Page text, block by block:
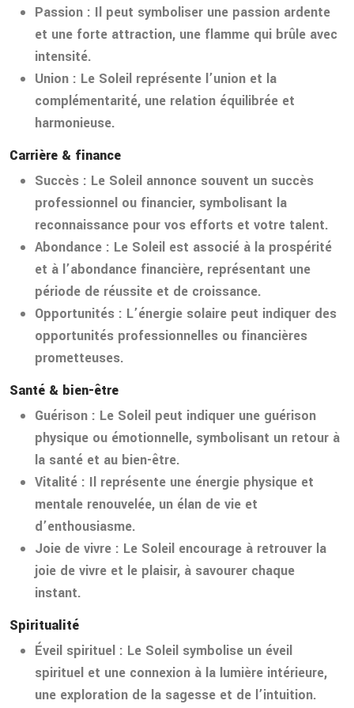
Passion : Il peut symboliser une passion ardente
et une forte attraction, une flamme qui brûle avec
intensité.
Union : Le Soleil représente l’union et la
complémentarité, une relation équilibrée et
harmonieuse.
Carrière & finance
Succès : Le Soleil annonce souvent un succès
professionnel ou financier, symbolisant la
reconnaissance pour vos efforts et votre talent.
Abondance : Le Soleil est associé à la prospérité
et à l’abondance financière, représentant une
période de réussite et de croissance.
Opportunités : L’énergie solaire peut indiquer des
opportunités professionnelles ou financières
prometteuses.
Santé & bien-être
Guérison : Le Soleil peut indiquer une guérison
physique ou émotionnelle, symbolisant un retour à
la santé et au bien-être.
Vitalité : Il représente une énergie physique et
mentale renouvelée, un élan de vie et
d’enthousiasme.
Joie de vivre : Le Soleil encourage à retrouver la
joie de vivre et le plaisir, à savourer chaque
instant.
Spiritualité
Éveil spirituel : Le Soleil symbolise un éveil
spirituel et une connexion à la lumière intérieure,
une exploration de la sagesse et de l’intuition.